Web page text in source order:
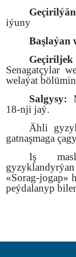
iýuny
Başlaýan
Senagatçylar
welaýat
Salgysy:
18-nji jaý.
Ähli
gatnaşmaga
Iş
«Sorag-jogap»
peýdalanyp